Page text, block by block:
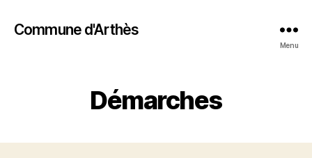
Commune d'Arthès
Menu
Démarches